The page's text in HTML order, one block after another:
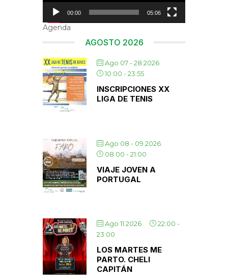
00:00 05:06
Agenda
AGOSTO 2026
Ago 07 - 28 2026
10:00 -23:55
INSCRIPCIONES XX
LIGA DE TENIS
Ago 08 - 09 2026
08:00 -21:00
VIAJE JOVEN A
PORTUGAL
Ago 11 2026 22:00 -
23:00
LOS MARTES ME
PARTO. CHELI
CAPITÁN